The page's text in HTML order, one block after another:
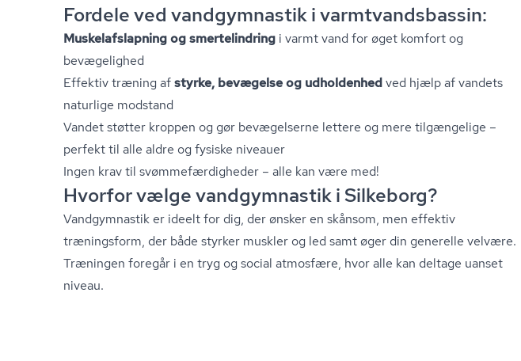
Fordele ved vandgymnastik i varmtvands­bas­sin:
Mu­skel­af­slap­ning og smertelindring i varmt vand for øget komfort og
bevægelighed
Effektiv træning afstyrke, bevægelse og udholdenhedved hjælp af vandets
naturlige modstand
Vandet støtter kroppen og gør bevægelserne lettere og mere tilgængelige –
perfekt til alle aldre og fysiske niveauer
Ingen krav til svøm­me­fær­dig­he­der – alle kan være med!
Hvorfor vælge vandgymnastik i Silkeborg?
Vandgymnastik er ideelt for dig, der ønsker en skånsom, men effektiv
træningsform, der både styrker muskler og led samt øger din generelle velvære.
Træningen foregår i en tryg og social atmosfære, hvor alle kan deltage uanset
niveau.